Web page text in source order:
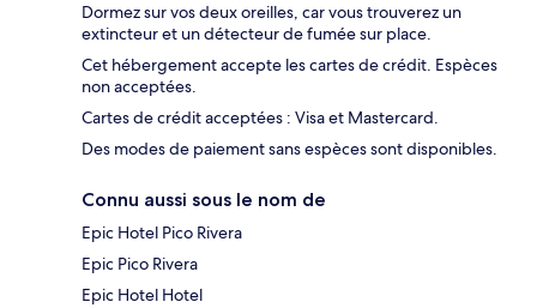
Dormez sur vos deux oreilles, car vous trouverez un
extincteur et un détecteur de fumée sur place.
Cet hébergement accepte les cartes de crédit. Espèces
non acceptées.
Cartes de crédit acceptées : Visa et Mastercard.
Des modes de paiement sans espèces sont disponibles.
Connu aussi sous le nom de
Epic Hotel Pico Rivera
Epic Pico Rivera
Epic Hotel Hotel